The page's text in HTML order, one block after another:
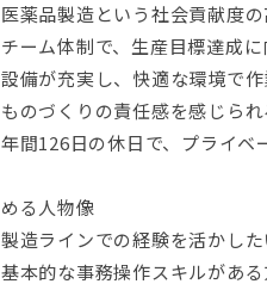
薬品製造という社会貢献度
ーム体制で、生産目標達成
備が充実し、快適な環境で作
のづくりの責任感を感じら
間126日の休日で、プライベ
る人物像
造ラインでの経験を活かし
本的な事務操作スキルがある